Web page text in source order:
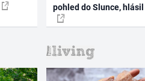
pohled do Slunce,